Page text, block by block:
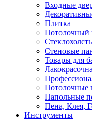
Входные
Плитка
Потолочный
Стеновые
Товары для
Потолочные
Напольные
Пена, Клея,
Инструменты